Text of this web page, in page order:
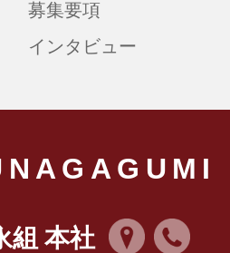
募集要項
インタビュー
組 本社